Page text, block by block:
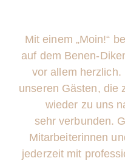
Mit einem „Moin!“
auf dem Benen-
vor allem
unseren Gästen, die
wieder zu uns
sehrverbunden.
Mitarbeiterinnen
jederzeit mit